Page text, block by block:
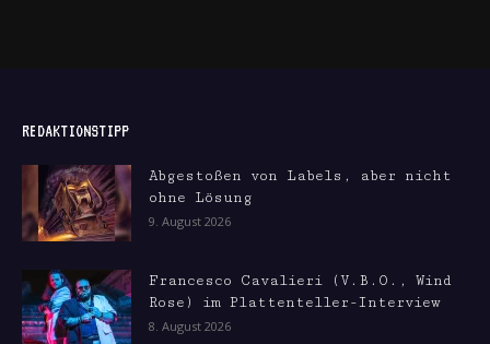
REDAKTIONSTIPP
Abgestoßen von Labels, aber nicht
ohne Lösung
9. August 2026
Francesco Cavalieri (V.B.O., Wind
Rose) im Plattenteller-Interview
8. August 2026